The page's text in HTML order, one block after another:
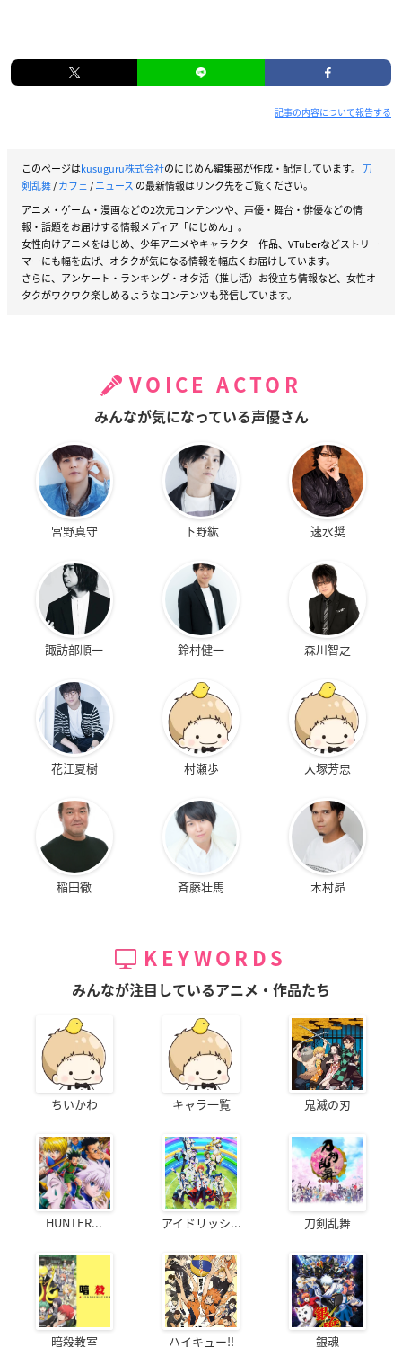
記事の内容について報告する
このページはkusuguru株式会社のにじめん編集部が作成・配信しています。 刀
剣乱舞/カフェ/ニュース の最新情報はリンク先をご覧ください。
アニメ・ゲーム・漫画などの2次元コンテンツや、声優・舞台・俳優などの情
報・話題をお届けする情報メディア「にじめん」。
女性向けアニメをはじめ、少年アニメやキャラクター作品、VTuberなどストリー
マーにも幅を広げ、オタクが気になる情報を幅広くお届けしています。
さらに、アンケート・ランキング・オタ活（推し活）お役立ち情報など、女性オ
タクがワクワク楽しめるようなコンテンツも発信しています。
VOICE ACTOR
みんなが気になっている声優さん
宮野真守 下野紘 速水奨
諏訪部順一 鈴村健一 森川智之
花江夏樹 村瀬歩 大塚芳忠
稲田徹 斉藤壮馬 木村昴
KEYWORDS
みんなが注目しているアニメ・作品たち
ちいかわ キャラ一覧 鬼滅の刃
HUNTER... アイドリッシ... 刀剣乱舞
暗殺教室 ハイキュー!! 銀魂